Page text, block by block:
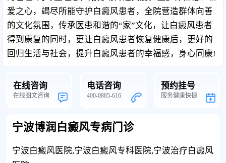
爱之心，竭尽所能守护白癜风患者，全院营造群体向善
的文化氛围，传承医患和谐的“家”文化，让白癜风患者
得到康复的同时，更让白癜风患者恢复健康后，更好的
回归生活与社会，提升白癜风患者的幸福感，身心同康!
在线咨询
在线图文咨询
电话咨询
400-0885-616
预约挂号
服务健康快捷
宁波博润白癜风专病门诊
宁波白癜风医院,宁波白癜风专科医院,宁波治疗白癜风